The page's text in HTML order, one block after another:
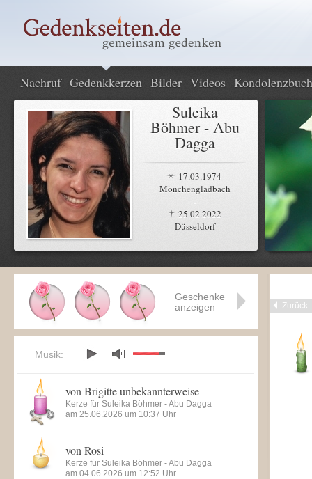
Nachruf Gedenkkerzen Bilder Videos Kondolenzbuch
Suleika
Böhmer - Abu
Dagga
17.03.1974
Mönchengladbach
-
25.02.2022
Düsseldorf
Zurück
Geschenke
anzeigen
Musik:
von Brigitte unbekannterweise
Kerze für Suleika Böhmer - Abu Dagga
am 25.06.2026 um 10:37 Uhr
von Rosi
Kerze für Suleika Böhmer - Abu Dagga
am 04.06.2026 um 12:52 Uhr